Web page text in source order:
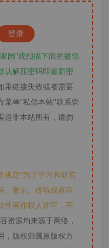
登录
园“或扫描下面的微信
认解压密码即最新密
果链接失效或者需要
单“私信本站”联系管
道非本站所有，请勿
规定“为了学习和研究
、显示、传输或者存
件著作权人许可，不
资源均来源于网络，
，版权归属原版权方